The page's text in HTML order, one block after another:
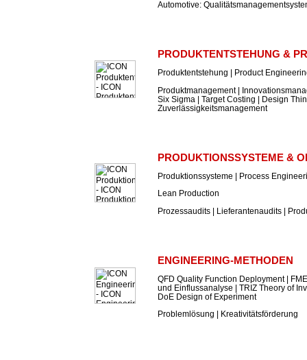
Automotive:
PRODUKTENTSTEHUNG &
Produktentstehung | Product
Produktmanagement |
Six Sigma | Target Costing | Design
Zuverlässigkeitsmanagement
PRODUKTIONSSYSTEME &
Produktionssysteme | Process
Lean Production
Prozessaudits | Lieferantenaudits |
ENGINEERING-METHODEN
QFD Quality Function Deployment |
und Einflussanalyse | TRIZ Theory of
DoE Design of Experiment
Problemlösung | Kreativitätsförderung